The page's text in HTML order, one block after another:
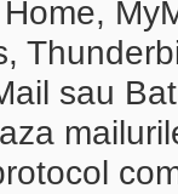
sau